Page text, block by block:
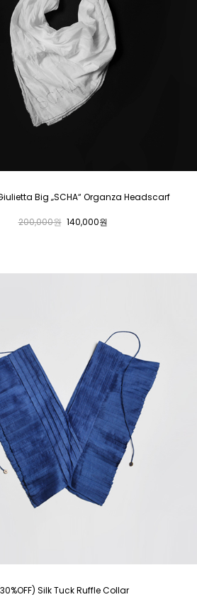
Big „SCHA“ Organza Headscarf
200,000원 140,000원
Silk Tuck Ruffle Collar